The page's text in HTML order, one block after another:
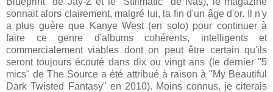
sonnait alors clairement, malgré lui, la fin d'un âge d'or. Il n'y
a plus guère que Kanye West (en solo) pour continuer à
faire ce genre d'albums cohérents, intelligents et
commercialement viables dont on peut être certain qu'ils
seront toujours écouté dans dix ou vingt ans (le dernier "5
mics" de The Source a été attribué à raison à "My Beautiful
Dark Twisted Fantasy" en 2010). Moins connus, je citerais